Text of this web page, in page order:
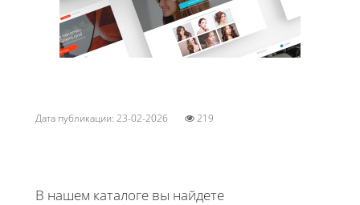
Дата публикации: 23-02-2026 219
В нашем каталоге вы найдете